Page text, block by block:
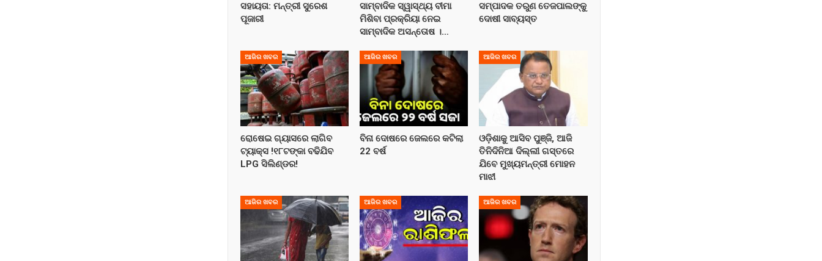
ସହାୟତା: ମନ୍ତ୍ରୀ ସୁରେଶ
ପୂଜାରୀ
ସାମ୍ବାଦିକ ସ୍ୱାସ୍ଥ୍ୟ ବୀମା
ମିଶିବା ପ୍ରକ୍ରିୟା ନେଇ
ସାମ୍ବାଦିକ ଅସନ୍ତୋଷ ।…
ସମ୍ପାଦକ ତରୁଣ ତେଜପାଲଙ୍କୁ
ଦୋଷୀ ସାବ୍ୟସ୍ତ
ଆଜିର ଖବର
ରୋଷେଇ ଗ୍ୟାସରେ ଲାଗିବ
ଟ୍ୟାକ୍ସ !୧୮ଟଙ୍କା ବଢିଯିବ
LPG ସିଲିଣ୍ଡର!
ଆଜିର ଖବର
ବିନା ଦୋଷରେ ଜେଲରେ କଟିଲା
22 ବର୍ଷ
ଆଜିର ଖବର
ଓଡ଼ିଶାକୁ ଆସିବ ପୁଞ୍ଜି, ଆଜି
ତିନିଦିନିଆ ଦିଲ୍ଲୀ ଗସ୍ତରେ
ଯିବେ ମୁଖ୍ୟମନ୍ତ୍ରୀ ମୋହନ
ମାଝୀ
ଆଜିର ଖବର ଆଜିର ଖବର ଆଜିର ଖବର